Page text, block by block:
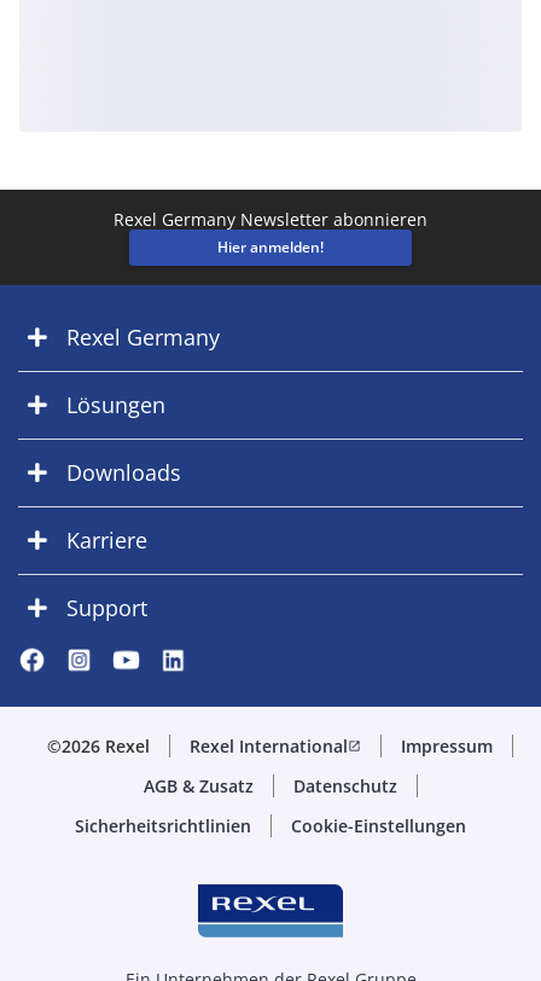
Rexel Germany Newsletter abonnieren
Hier anmelden!
Rexel Germany
Lösungen
Downloads
Karriere
Support
©2026 Rexel Rexel Internationalopen_in_new
Impressum
AGB & Zusatz
Datenschutz
Sicherheitsrichtlinien
Cookie-Einstellungen